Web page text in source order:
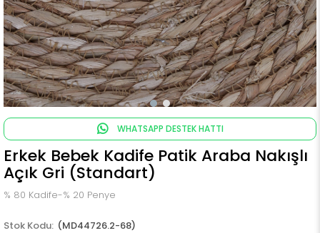
WHATSAPP DESTEK HATTI
Erkek Bebek Kadife Patik Araba Nakışlı
Açık Gri (Standart)
% 80 Kadife-% 20 Penye
(MD44726.2-68)